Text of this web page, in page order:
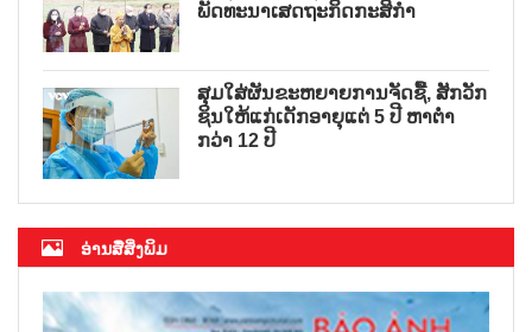
ພັດທະນາເສດຖະກິດກະສິກຳ
ສຸມໃສ່ຜັນຂະຫຍາຍການຈັດຊື້, ສັກວັກ
ຊິນໃຫ້ແກ່ເດັກອາຍຸແຕ່ 5 ປີ ຫາຕ່ຳ
ກວ່າ 12 ປີ
ອ່ານສື່ສິ່ງພິມ